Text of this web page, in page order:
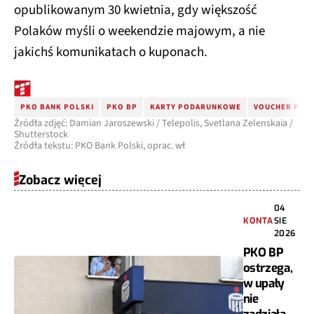
opublikowanym 30 kwietnia, gdy większość
Polaków myśli o weekendzie majowym, a nie
jakichś komunikatach o kuponach.
PKO BANK POLSKI PKO BP KARTY PODARUNKOWE VOUCHER PKO
Źródła zdjęć: Damian Jaroszewski / Telepolis, Svetlana Zelenskaia /
Shutterstock
Źródła tekstu: PKO Bank Polski, oprac. wł
Zobacz więcej
KONTA
04
SIE
2026
PKO BP
ostrzega,
w upały
nie